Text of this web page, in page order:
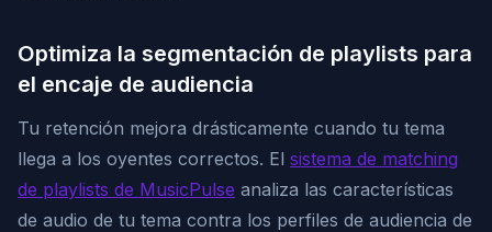
Optimiza la segmentación de playlists para
el encaje de audiencia
Tu retención mejora drásticamente cuando tu tema
llega a los oyentes correctos. El sistema de matching
de playlists de MusicPulse analiza las características
de audio de tu tema contra los perfiles de audiencia de